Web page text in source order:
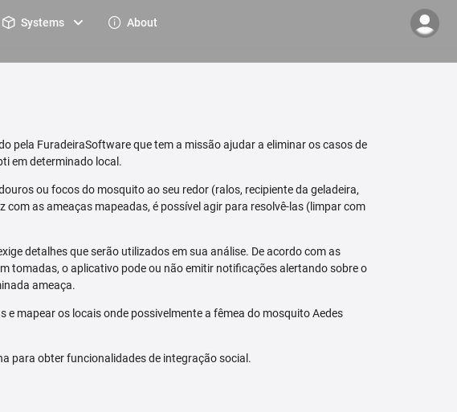
Systems About
pela FuradeiraSoftware que tem a missão ajudar a eliminar os casos de
em determinado local.
ou focos do mosquito ao seu redor (ralos, recipiente da geladeira,
com as ameaças mapeadas, é possível agir para resolvê-las (limpar com
detalhes que serão utilizados em sua análise. De acordo com as
tomadas, o aplicativo pode ou não emitir notificações alertando sobre o
ameaça.
e mapear os locais onde possivelmente a fêmea do mosquito Aedes
para obter funcionalidades de integração social.